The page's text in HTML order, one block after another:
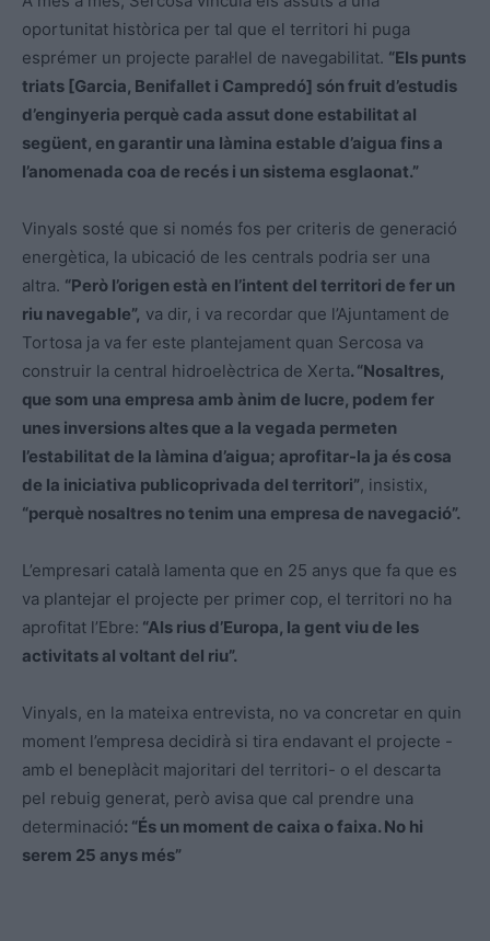
oportunitat històrica per tal que el territori hi puga
esprémer un projecte paral·lel de navegabilitat. “Els punts
triats [Garcia, Benifallet i Campredó] són fruit d’estudis
d’enginyeria perquè cada assut done estabilitat al
següent, en garantir una làmina estable d’aigua fins a
l’anomenada coa de recés i un sistema esglaonat.”
Vinyals sosté que si només fos per criteris de generació
energètica, la ubicació de les centrals podria ser una
altra. “Però l’origen està en l’intent del territori de fer un
riu navegable”, va dir, i va recordar que l’Ajuntament de
Tortosa ja va fer este plantejament quan Sercosa va
construir la central hidroelèctrica de Xerta. “Nosaltres,
que som una empresa amb ànim de lucre, podem fer
unes inversions altes que a la vegada permeten
l’estabilitat de la làmina d’aigua; aprofitar-la ja és cosa
de la iniciativa publicoprivada del territori”, insistix,
“perquè nosaltres no tenim una empresa de navegació”.
L’empresari català lamenta que en 25 anys que fa que es
va plantejar el projecte per primer cop, el territori no ha
aprofitat l’Ebre: “Als rius d’Europa, la gent viu de les
activitats al voltant del riu”.
Vinyals, en la mateixa entrevista, no va concretar en quin
moment l’empresa decidirà si tira endavant el projecte -
amb el beneplàcit majoritari del territori- o el descarta
pel rebuig generat, però avisa que cal prendre una
determinació: “És un moment de caixa o faixa. No hi
serem 25 anys més”